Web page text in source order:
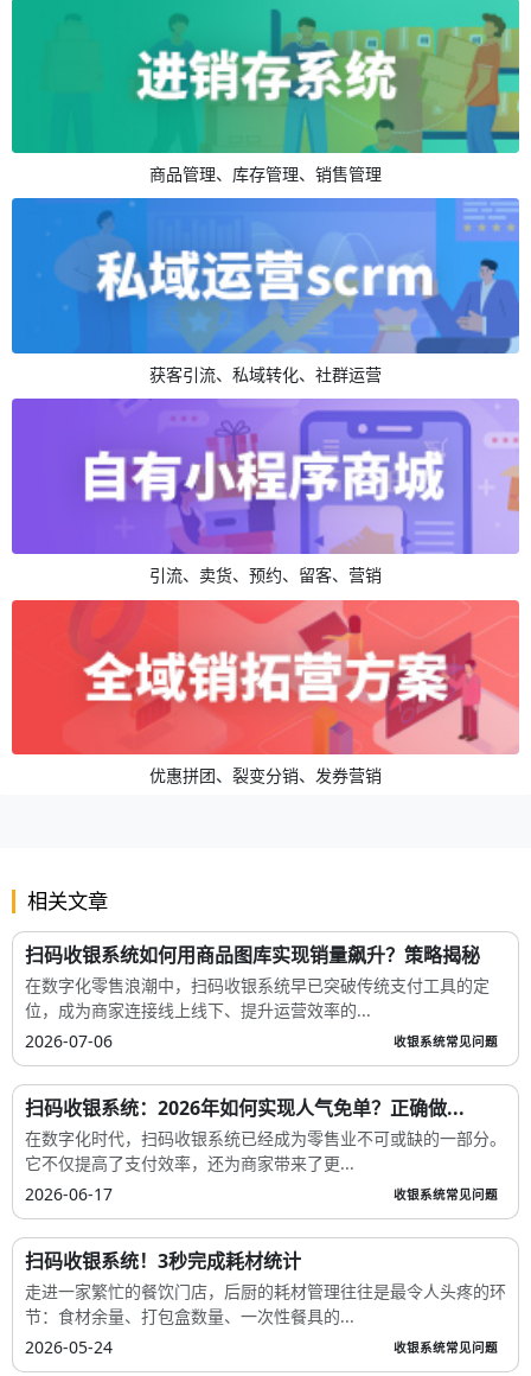
商品管理、库存管理、销售管理
获客引流、私域转化、社群运营
引流、卖货、预约、留客、营销
优惠拼团、裂变分销、发券营销
相关文章
扫码收银系统如何用商品图库实现销量飙升？策略揭秘
在数字化零售浪潮中，扫码收银系统早已突破传统支付工具的定
位，成为商家连接线上线下、提升运营效率的...
2026-07-06
收银系统常见问题
扫码收银系统：2026年如何实现人气免单？正确做...
在数字化时代，扫码收银系统已经成为零售业不可或缺的一部分。
它不仅提高了支付效率，还为商家带来了更...
2026-06-17
收银系统常见问题
扫码收银系统！3秒完成耗材统计
走进一家繁忙的餐饮门店，后厨的耗材管理往往是最令人头疼的环
节：食材余量、打包盒数量、一次性餐具的...
2026-05-24
收银系统常见问题